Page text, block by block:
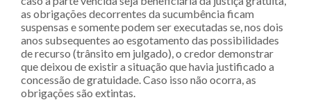
as obrigações decorrentes da sucumbência ficam
suspensas e somente podem ser executadas se, nos dois
anos subsequentes ao esgotamento das possibilidades
de recurso (trânsito em julgado), o credor demonstrar
que deixou de existir a situação que havia justificado a
concessão de gratuidade. Caso isso não ocorra, as
obrigações são extintas.